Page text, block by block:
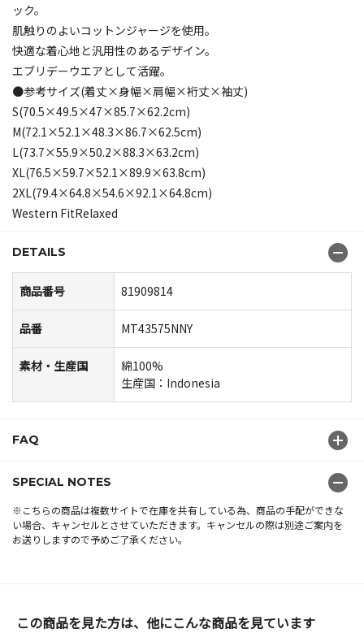
ック。
肌触りのよいコットンジャージを使用。
快適な着心地と汎用性のあるデザイン。
エブリデーウエアとして活躍。
●参考サイズ(着丈×身幅×肩幅×裄丈×袖丈)
S(70.5×49.5×47×85.7×62.2cm)
M(72.1×52.1×48.3×86.7×62.5cm)
L(73.7×55.9×50.2×88.3×63.2cm)
XL(76.5×59.7×52.1×89.9×63.8cm)
2XL(79.4×64.8×54.6×92.1×64.8cm)
Western FitRelaxed
DETAILS
商品番号 81909814
品番 MT43575NNY
素材・生産国
綿100%
生産国：Indonesia
FAQ
SPECIAL NOTES
※こちらの商品は複数サイトで在庫を共有している為、商品の手配ができな
い場合、キャンセルとさせていただきます。キャンセルの際は別途ご案内を
お送りしますので予めご了承ください。
この商品を見た方は、他にこんな商品を見ています